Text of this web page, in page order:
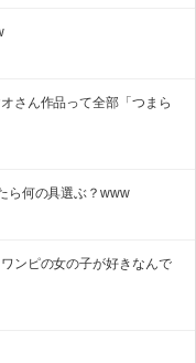
さん作品って全部「つまら
ら何の具選ぶ？www
ンピの女の子が好きなんで